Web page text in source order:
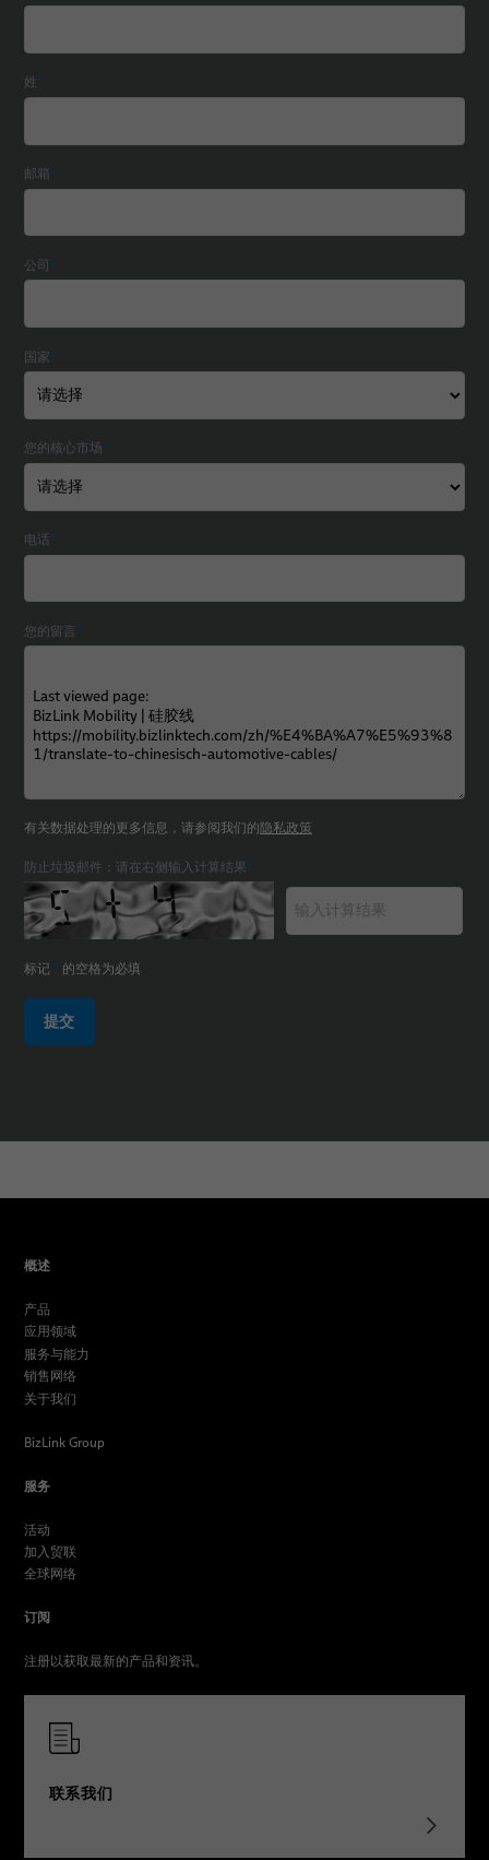
姓 *
邮箱*
公司 *
国家*
您的核心市场*
电话 *
您的留言 *
有关数据处理的更多信息，请参阅我们的隐私政策
防止垃圾邮件：请在右侧输入计算结果*
标记 * 的空格为必填
提交
概述
产品
应用领域
服务与能力
销售网络
关于我们
BizLink Group
服务
活动
加入贸联
全球网络
订阅
注册以获取最新的产品和资讯。
联系我们